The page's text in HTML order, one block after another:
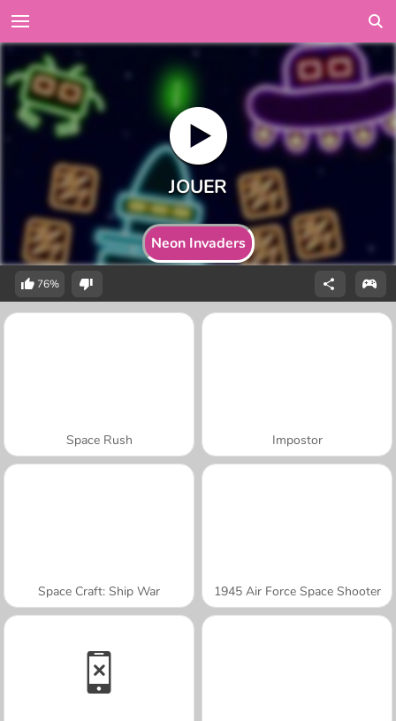
Neon Invaders
76%
Space Rush Impostor
Space Craft: Ship War 1945 Air Force Space Shooter